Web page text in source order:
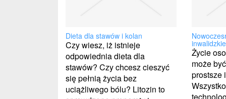
Dieta dla stawów i kolan
Czy wiesz, iż istnieje
odpowiednia dieta dla
stawów? Czy chcesz cieszyć
się pełnią życia bez
uciążliwego bólu? Litozin to
Życie
może
prostsze